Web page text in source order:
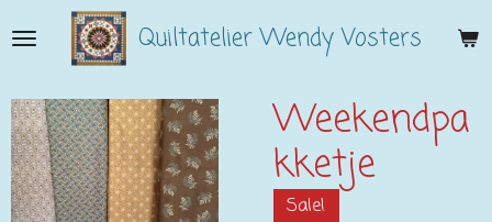
direct
de
hoofdinhoud
Quiltatelier Wendy Vosters
Weekendpa
kketje
Sale!